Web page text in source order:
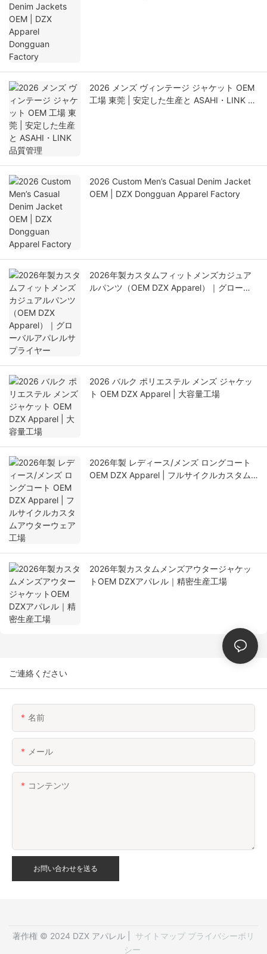
2026 メンズ ヴィンテージ ジャケット OEM
工場 東莞 | 安定した生産と ASAHI・LINK 品
2026 Custom Men’s Casual Denim Jacket
OEM | DZX Dongguan Apparel Factory
2026年製カスタムフィットメンズカジュア
ルパンツ（OEM DZX Apparel）｜グローバ
2026 バルク ポリエステル メンズ ジャケッ
ト OEM DZX Apparel | 大容量工場
2026年製 レディース/メンズ ロングコート
OEM DZX Apparel | フルサイクルカスタム
2026年製カスタムメンズアウタージャケッ
トOEM DZXアパレル｜精密生産工場
ご連絡ください
名前
メール
コンテンツ
お問い合わせを送る
著作権 © 2024 DZX アパレル | サイトマップ プライバシーポリ
シー